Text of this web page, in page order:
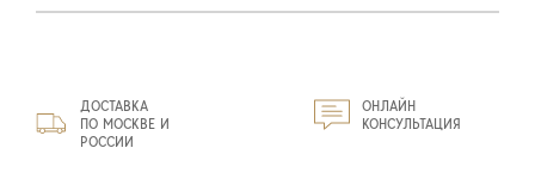
ДОСТАВКА
ПО МОСКВЕ И
РОССИИ
ОНЛАЙН
КОНСУЛЬТАЦИЯ